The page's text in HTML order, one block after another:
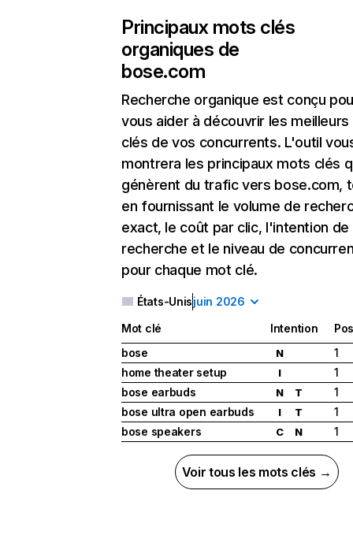
Principaux mots clés
organiques de
bose.com
Recherche organique est conçu
vous aider à découvrir les
clés de vos concurrents. L'outil
montrera les principaux mots clés
génèrent du trafic vers bose.com,
en fournissant le volume de
exact, le coût par clic, l'intention de
recherche et le niveau de
pour chaque mot clé.
États-Unisjuin 2026
Mot clé Intention
bose
N
1
home theater setup
I
1
bose earbuds
N T
1
bose ultra open earbuds
I T
1
bose speakers
C N 1
Voir tous les mots clés →